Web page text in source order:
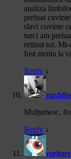
analiza
preluat
slavi cuvinte
turci am
retinut tot. Mi-
fost atenta la
Reply ↓
Mulțumesc,
Reply ↓